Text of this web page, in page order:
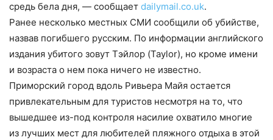
средь бела дня, — сообщает dailymail.co.uk.
Ранее несколько местных СМИ сообщили об убийстве,
назвав погибшего русским. По информации английского
издания убитого зовут Тэйлор (Taylor), но кроме имени
и возраста о нем пока ничего не известно.
Приморский город вдоль Ривьера Майя остается
привлекательным для туристов несмотря на то, что
вышедшее из-под контроля насилие охватило многие
из лучших мест для любителей пляжного отдыха в этой